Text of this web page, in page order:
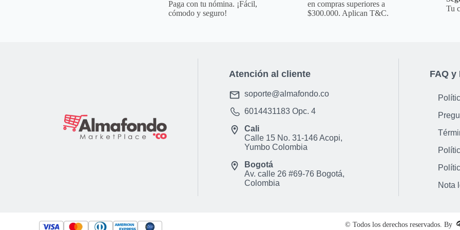
Observaciones De
condiciones
Paga con tu nómina. ¡Fácil,
cómodo y seguro!
en compras superiores a
$300.000. Aplican T&C.
Tu
Atención al cliente
soporte@almafondo.co
6014431183Opc. 4
Cali
Calle 15 No. 31-146 Acopi,
Yumbo Colombia
Bogotá
Av. calle 26 #69-76 Bogotá,
Colombia
FAQ y
Nota
© Todos los derechos reservados. By